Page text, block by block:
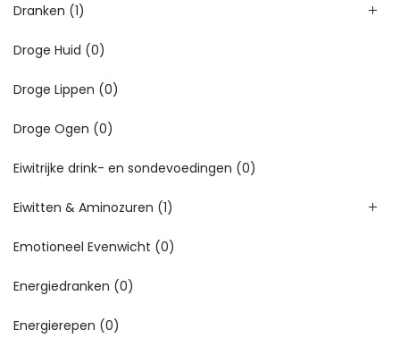
Dranken (1)
Droge Huid (0)
Droge Lippen (0)
Droge Ogen (0)
Eiwitrijke drink- en sondevoedingen (0)
Eiwitten & Aminozuren (1)
Emotioneel Evenwicht (0)
Energiedranken (0)
Energierepen (0)